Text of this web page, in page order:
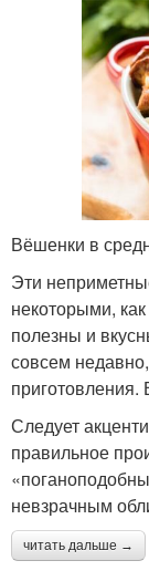
Вёшенки в
Эти
некоторыми,
полезны и
совсем
приготовления.
Следует
правильное
невзрачным
читать дальше →